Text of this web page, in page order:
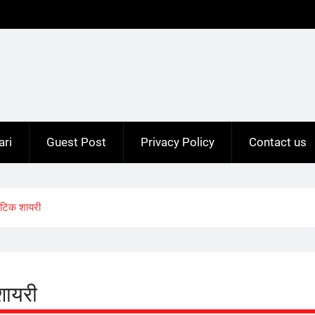
Guest Post Privacy Policy Contact us
शायरी